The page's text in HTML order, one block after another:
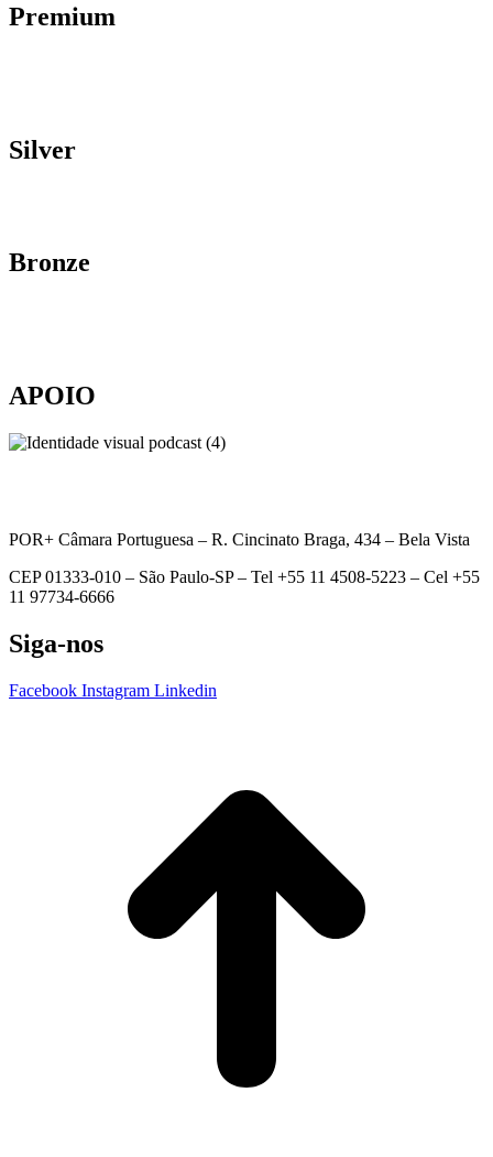
Premium
Silver
Bronze
APOIO
POR+ Câmara Portuguesa – R. Cincinato Braga, 434 – Bela Vista
CEP 01333-010 – São Paulo-SP – Tel +55 11 4508-5223 – Cel +55
11 97734-6666
Siga-nos
Facebook Instagram Linkedin